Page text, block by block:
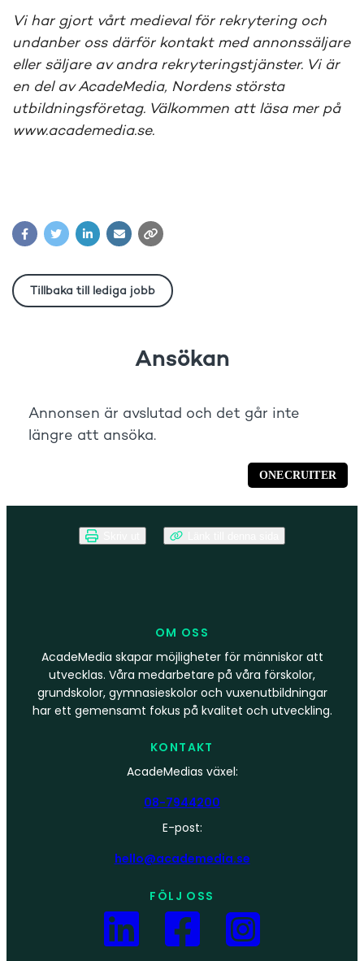
OM OSS
AcadeMedia skapar möjligheter för människor att
utvecklas. Våra medarbetare på våra förskolor,
grundskolor, gymnasieskolor och vuxenutbildningar
har ett gemensamt fokus på kvalitet och utveckling.
KONTAKT
AcadeMedias växel:
08-7944200
E-post:
hello@academedia.se
FÖLJ OSS